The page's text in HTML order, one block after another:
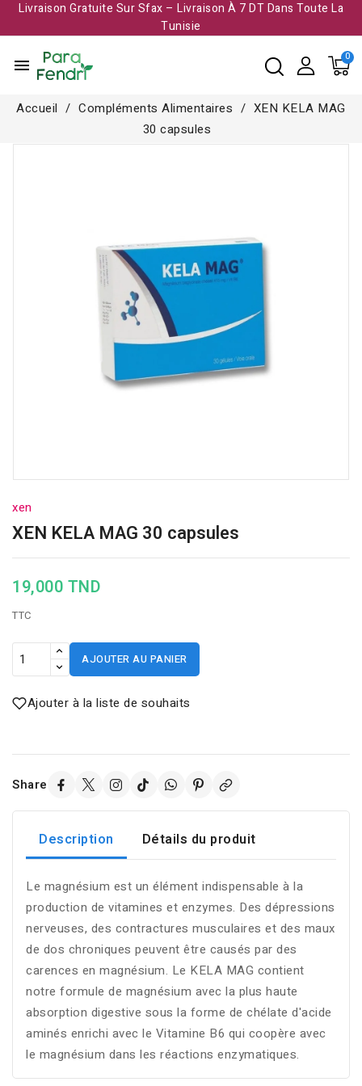
Livraison Gratuite Sur Sfax – Livraison À 7 DT Dans Toute La
Tunisie​
menu
Accueil Compléments Alimentaires
XEN KELA MAG
30 capsules
xen
XEN KELA MAG 30 capsules
19,000 TND
TTC
AJOUTER AU PANIER
Ajouter à la liste de souhaits
Share
Description Détails du produit
Le magnésium est un élément indispensable à la
production de vitamines et enzymes. Des dépressions
nerveuses, des contractures musculaires et des maux
de dos chroniques peuvent être causés par des
carences en magnésium. Le KELA MAG contient
notre formule de magnésium avec la plus haute
absorption digestive sous la forme de chélate d'acide
aminés enrichi avec le Vitamine B6 qui coopère avec
le magnésium dans les réactions enzymatiques.